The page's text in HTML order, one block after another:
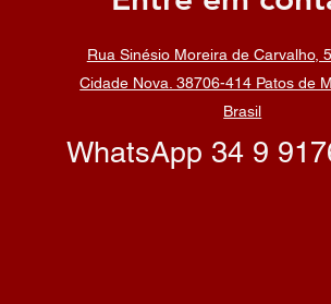
Rua Sinésio Moreira de Carvalho,
Cidade Nova. 38706-414 Patos de
Brasil
WhatsApp 34 9